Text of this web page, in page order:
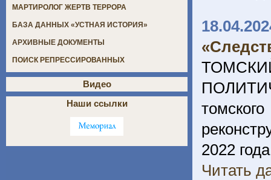
2022
Читать
МАРТИРОЛОГ ЖЕРТВ ТЕРРОРА
БАЗА ДАННЫХ «УСТНАЯ ИСТОРИЯ»
АРХИВНЫЕ ДОКУМЕНТЫ
ПОИСК РЕПРЕССИРОВАННЫХ
Видео
Наши ссылки